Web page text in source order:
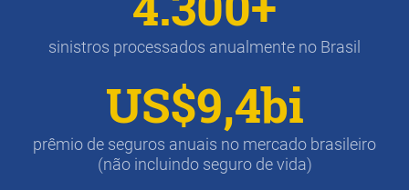
sinistros processados anualmente no Brasil
US$9,4bi
prêmio de seguros anuais no mercado brasileiro
(não incluindo seguro de vida)